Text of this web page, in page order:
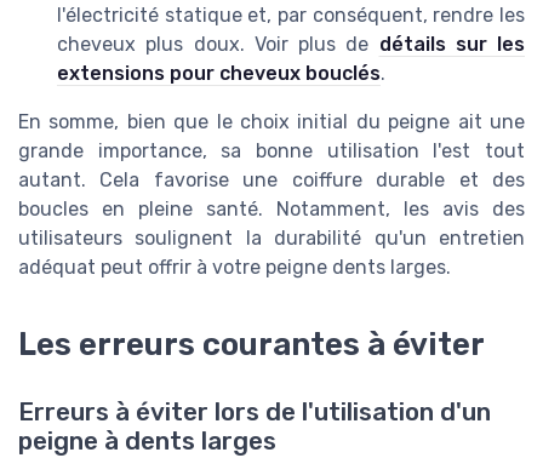
l'électricité statique et, par conséquent, rendre les
cheveux plus doux. Voir plus de détails sur les
extensions pour cheveux bouclés.
En somme, bien que le choix initial du peigne ait une
grande importance, sa bonne utilisation l'est tout
autant. Cela favorise une coiffure durable et des
boucles en pleine santé. Notamment, les avis des
utilisateurs soulignent la durabilité qu'un entretien
adéquat peut offrir à votre peigne dents larges.
Les erreurs courantes à éviter
Erreurs à éviter lors de l'utilisation d'un
peigne à dents larges